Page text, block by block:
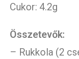
Cukor: 4.2g
Összetevők:
– Rukkola (2